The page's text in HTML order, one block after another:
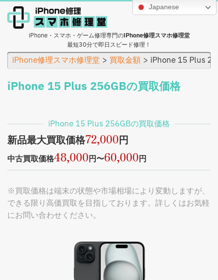
Japanese
iPhone・スマホ・ゲーム修理専門のiPhone修理スマホ修理堂
最短30分で即日スピード修理！
iPhone修理スマホ修理堂 買取金額 iPhone 15 Plus
iPhone 15 Plus 256GBの買取価格
iPhone 15 Plus 256GBの買取価格
新品最大買取価格72,000円
中古買取価格48,000円〜60,000円
※買取価格は端末の状態や市場相場により変動しますが、
できる限り高価買取を目指しております。詳しくはお気軽
にお問い合わせください。